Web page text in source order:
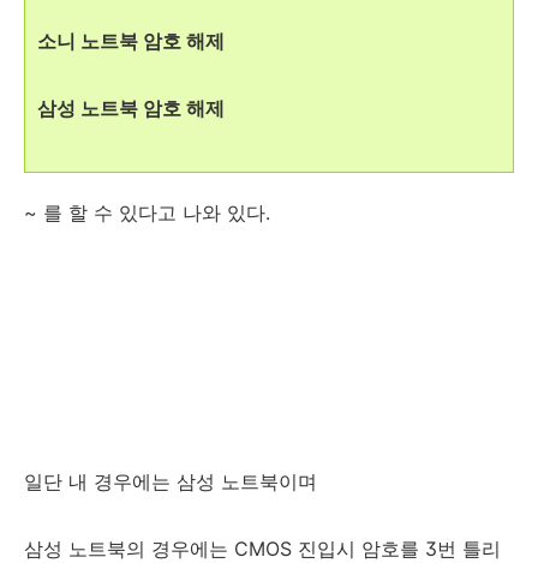
소니 노트북 암호 해제
삼성 노트북 암호 해제
~ 를 할 수 있다고 나와 있다.
일단 내 경우에는 삼성 노트북이며
삼성 노트북의 경우에는 CMOS 진입시 암호를 3번 틀리